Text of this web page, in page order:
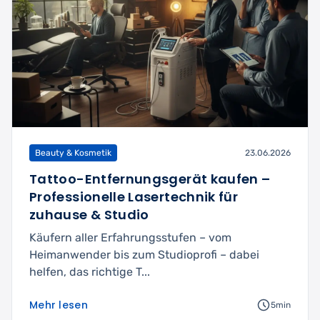
Beauty & Kosmetik 23.06.2026
Tattoo-Entfernungsgerät kaufen –
Professionelle Lasertechnik für
zuhause & Studio
Käufern aller Erfahrungsstufen – vom
Heimanwender bis zum Studioprofi – dabei
helfen, das richtige T...
Mehr lesen 5min